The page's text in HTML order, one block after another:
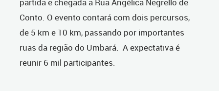
Conto. O evento contará com dois percursos,
de 5 km e 10 km, passando por importantes
ruas da região do Umbará. A expectativa é
reunir 6 mil participantes.